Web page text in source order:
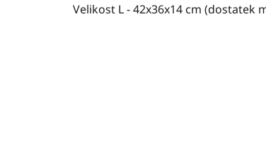
Velikost L - 42x36x14 cm (dostatek